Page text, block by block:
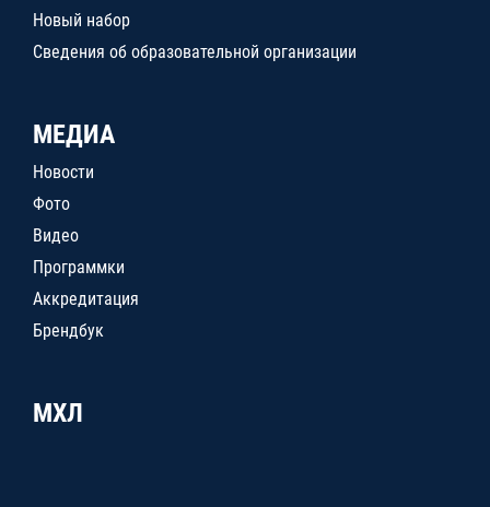
Новый набор
Сведения об образовательной организации
МЕДИА
Новости
Фото
Видео
Программки
Аккредитация
Брендбук
МХЛ